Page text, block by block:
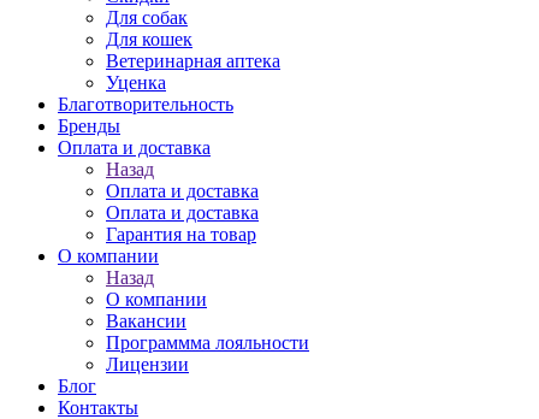
Для собак
Для кошек
Ветеринарная аптека
Уценка
Благотворительность
Бренды
Оплата и доставка
Назад
Оплата и доставка
Оплата и доставка
Гарантия на товар
О компании
Назад
О компании
Вакансии
Программма лояльности
Лицензии
Блог
Контакты